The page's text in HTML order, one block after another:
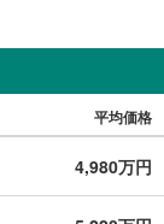
平均価格
4,980万円